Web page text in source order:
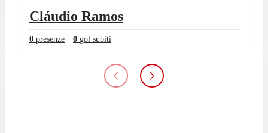
Cláudio Ramos
0 presenze 0 gol subiti